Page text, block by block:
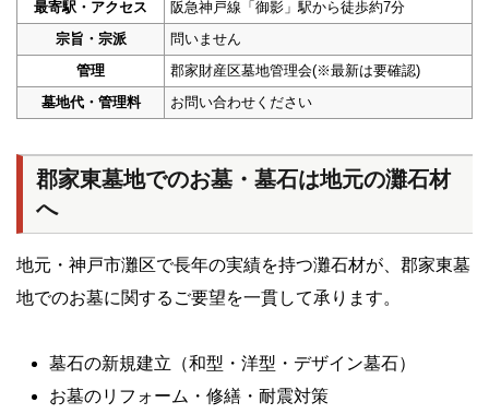
最寄駅・アクセス
阪急神戸線「御影」駅から徒歩約7分
宗旨・宗派
問いません
管理
郡家財産区墓地管理会(※最新は要確認)
墓地代・管理料
お問い合わせください
郡家東墓地でのお墓・墓石は地元の灘石材
へ
地元・神戸市灘区で長年の実績を持つ灘石材が、郡家東墓
地でのお墓に関するご要望を一貫して承ります。
墓石の新規建立（和型・洋型・デザイン墓石）
お墓のリフォーム・修繕・耐震対策